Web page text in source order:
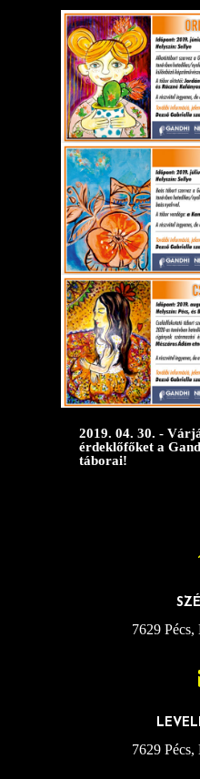
2019. 04. 30. -
érdeklőfőket a
táborai!
7629
7629